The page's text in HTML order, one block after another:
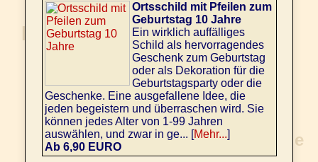
Ortsschild mit Pfeilen zum
Geburtstag 10 Jahre
Ein wirklich auffälliges
Schild als hervorragendes
Geschenk zum Geburtstag
oder als Dekoration für die
Geburtstagsparty oder die
Geschenke. Eine ausgefallene Idee, die
jeden begeistern und überraschen wird. Sie
können jedes Alter von 1-99 Jahren
auswählen, und zwar in ge... [Mehr...]
Ab 6,90 EURO